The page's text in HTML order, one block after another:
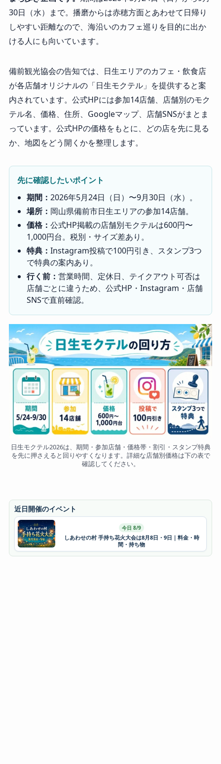
30日（水）まで。播磨からは赤穂方面とあわせて日帰り
しやすい距離なので、海沿いのカフェ巡りを目的に出か
ける人にも向いています。
備前観光協会の告知では、日生エリアのカフェ・飲食店
が各店舗オリジナルの「日生モクテル」を提供すると案
内されています。公式HPには参加14店舗、店舗別のモク
テル名、価格、住所、Googleマップ、店舗SNSがまとま
っています。公式HPの価格をもとに、どの店を先に見る
か、地図をどう開くかを整理します。
先に確認したいポイント
期間：2026年5月24日（日）〜9月30日（水）。
場所： 岡山県備前市日生エリアの参加14店舗。
価格：公式HP掲載の店舗別モクテルは600円〜
1,000円台。税別・サイズ差あり。
特典：Instagram投稿で100円引き、スタンプ3つ
で特典の案内あり。
行く前：営業時間、定休日、テイクアウト可否は
店舗ごとに違うため、公式HP・Instagram・店舗
SNSで直前確認。
日生モクテル2026は、期間・参加店舗・価格帯・割引・スタンプ特典
を先に押さえると回りやすくなります。詳細な店舗別価格は下の表で
確認してください。
近日開催のイベント
今日 8/9
しあわせの村 手持ち花火大会は8月8日・9日｜料金・時
間・持ち物